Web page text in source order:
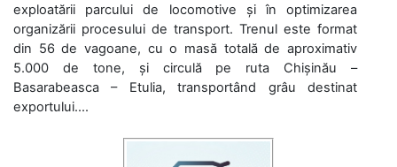
exploatării parcului de locomotive și în optimizarea
organizării procesului de transport. Trenul este format
din 56 de vagoane, cu o masă totală de aproximativ
5.000 de tone, și circulă pe ruta Chișinău –
Basarabeasca – Etulia, transportând grâu destinat
exportului....